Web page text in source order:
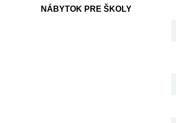
NÁBYTOK PRE ŠKOLY